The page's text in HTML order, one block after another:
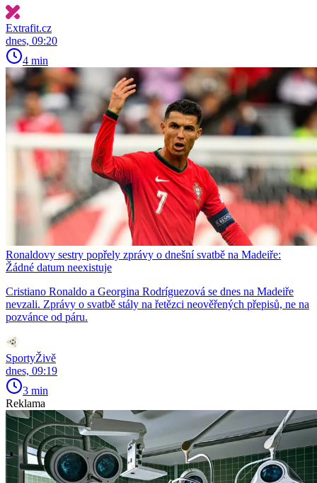
Extrafit.cz
dnes, 09:20
4 min
Ronaldovy sestry popřely zprávy o dnešní svatbě na Madeiře:
Žádné datum neexistuje
Cristiano Ronaldo a Georgina Rodríguezová se dnes na Madeiře
nevzali. Zprávy o svatbě stály na řetězci neověřených přepisů, ne na
pozvánce od páru.
SportyŽivě
dnes, 09:19
3 min
Reklama